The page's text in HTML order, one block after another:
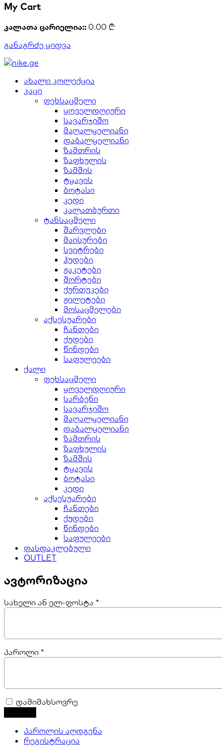
My Cart
კალათა ცარიელია:: 0.00 ₾
განაგრძე ყიდვა
ახალი კოლექცია
კაცი
ფეხსაცმელი
ყოველდღიური
სავარჯიშო
მაღალყელიანი
დაბალყელიანი
ზამთრის
ზაფხულის
ზამშის
ტყავის
ბოტასი
კედი
კალათბურთი
ტანსაცმელი
შარვლები
მაისურები
სვიტრები
ჰუდები
ჟაკეტები
შორტები
ქურთუკები
ჟილეტები
მოსაცმელები
აქსესუარები
ჩანთები
ქუდები
წინდები
საფულეები
ქალი
ფეხსაცმელი
ყოველდღიური
სარბენი
სავარჯიშო
მაღალყელიანი
დაბალყელიანი
ზამთრის
ზაფხულის
ზამშის
ტყავის
ბოტასი
კედი
აქსესუარები
ჩანთები
ქუდები
წინდები
საფულეები
ფასდაკლებული
OUTLET
ავტორიზაცია
სახელი ან ელ-ფოსტა *
პაროლი *
დამიმახსოვრე
პაროლის აღდგენა
რეგისტრაცია